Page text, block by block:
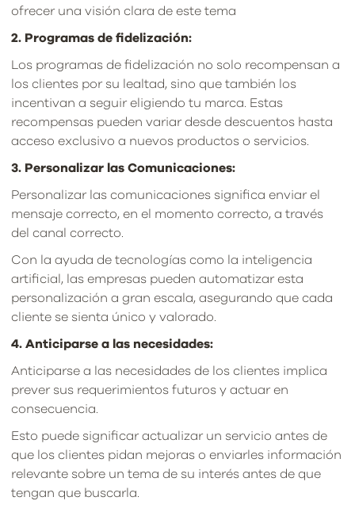
ofrecer una visión clara de este tema
2. Programas de fidelización:
Los programas de fidelización no solo recompensan a
los clientes por su lealtad, sino que también los
incentivan a seguir eligiendo tu marca. Estas
recompensas pueden variar desde descuentos hasta
acceso exclusivo a nuevos productos o servicios.
3. Personalizar las Comunicaciones:
Personalizar las comunicaciones significa enviar el
mensaje correcto, en el momento correcto, a través
del canal correcto.
Con la ayuda de tecnologías como la inteligencia
artificial, las empresas pueden automatizar esta
personalización a gran escala, asegurando que cada
cliente se sienta único y valorado.
4. Anticiparse a las necesidades:
Anticiparse a las necesidades de los clientes implica
prever sus requerimientos futuros y actuar en
consecuencia.
Esto puede significar actualizar un servicio antes de
que los clientes pidan mejoras o enviarles información
relevante sobre un tema de su interés antes de que
tengan que buscarla.